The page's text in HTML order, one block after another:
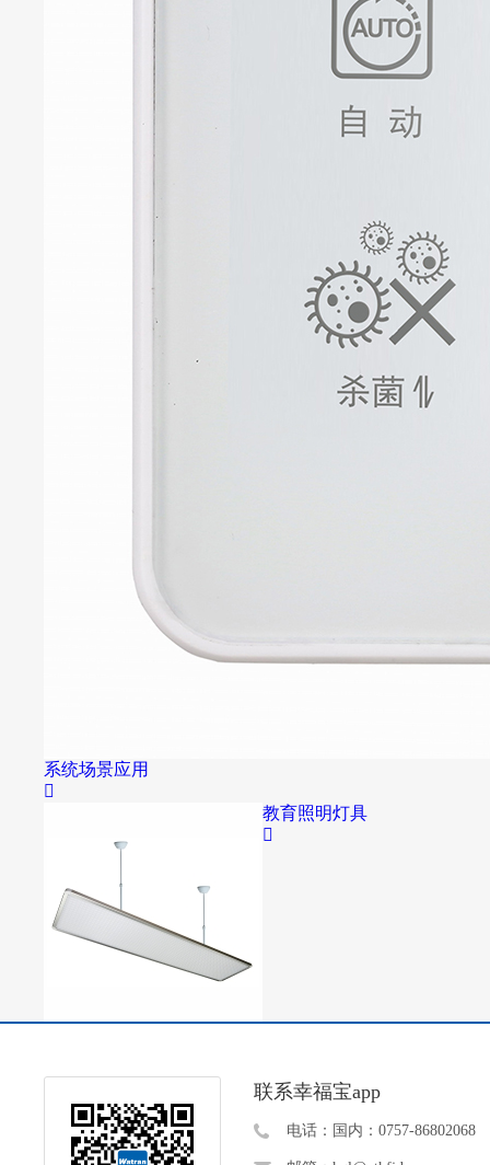
系统场景应用
教育照明灯具
联系幸福宝app
电话：国内：0757-86802068